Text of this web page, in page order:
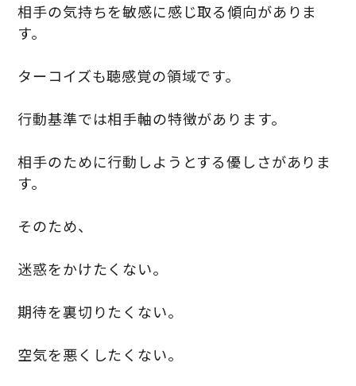
相手の気持ちを敏感に感じ取る傾向がありま
す。
ターコイズも聴感覚の領域です。
行動基準では相手軸の特徴があります。
相手のために行動しようとする優しさがありま
す。
そのため、
迷惑をかけたくない。
期待を裏切りたくない。
空気を悪くしたくない。